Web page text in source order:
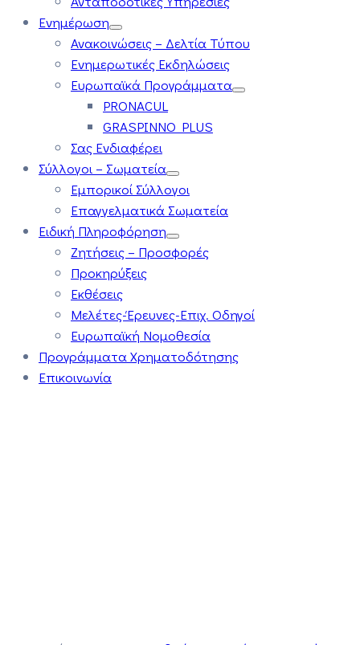
Ενημέρωση
Ανακοινώσεις – Δελτία Τύπου
Ενημερωτικές Εκδηλώσεις
Ευρωπαϊκά Προγράμματα
PRONACUL
GRASPINNO PLUS
Σας Ενδιαφέρει
Σύλλογοι – Σωματεία
Εμπορικοί Σύλλογοι
Επαγγελματικά Σωματεία
Ειδική Πληροφόρηση
Ζητήσεις – Προσφορές
Προκηρύξεις
Εκθέσεις
Μελέτες-Έρευνες-Επιχ. Οδηγοί
Ευρωπαϊκή Νομοθεσία
Προγράμματα Χρηματοδότησης
Επικοινωνία